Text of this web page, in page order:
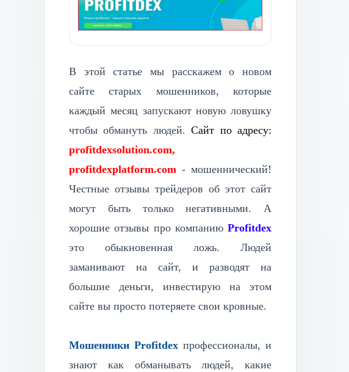
В этой статье мы расскажем о новом
сайте старых мошенников, которые
каждый месяц запускают новую ловушку
чтобы обмануть людей. Сайт по адресу:
profitdexsolution.com,
profitdexplatform.com - мошеннический!
Честные отзывы трейдеров об этот сайт
могут быть только негативными. А
хорошие отзывы про компанию Profitdex
это обыкновенная ложь. Людей
заманивают на сайт, и разводят на
большие деньги, инвестирую на этом
сайте вы просто потеряете свои кровные.
Мошенники Profitdex профессионалы, и
знают как обманывать людей, какие